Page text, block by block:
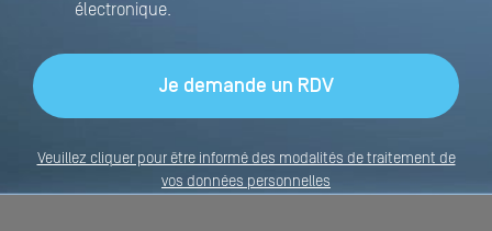
électronique.
Veuillez cliquer pour être informé des modalités de traitement de
vos données personnelles